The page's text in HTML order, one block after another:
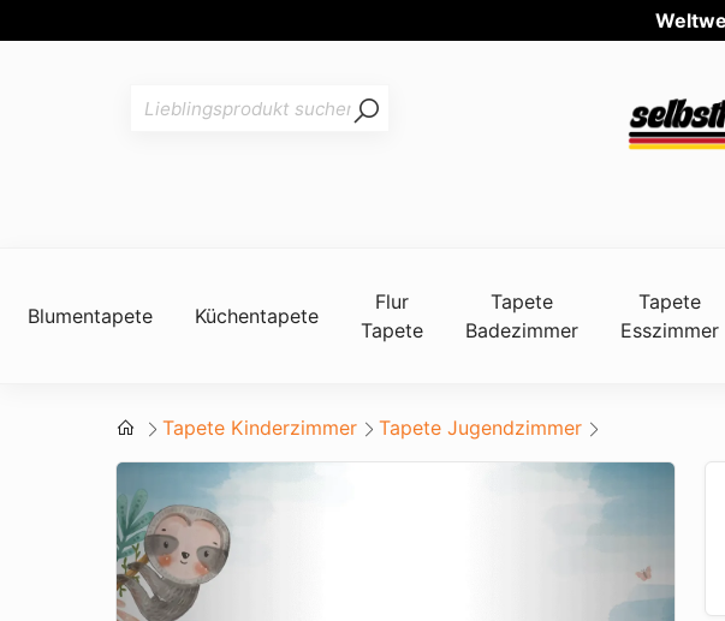
Blumentapete Küchentapete
Flur
Tapete
Tapete
Badezimmer
Tapete
Esszimmer
Tapete Kinderzimmer Tapete Jugendzimmer